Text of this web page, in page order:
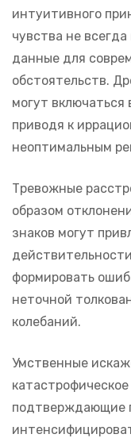
интуитивного
чувства не
данные для
обстоятельств.
могут
приводя к
неоптимальным
Тревожные
образом
знаков могут
формировать
неточной
колебаний.
Умственные
подтверждающие